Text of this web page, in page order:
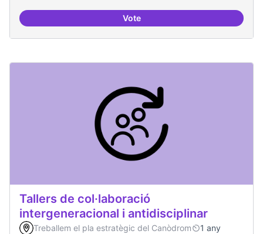
VoteTècniques de seguretat digital
Tallers de col·laboració
intergeneracional i antidisciplinar
Treballem el pla estratègic del Canòdrom
1 any